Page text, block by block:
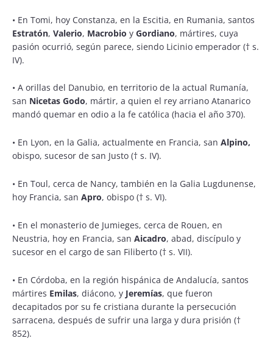
• En Tomi, hoy Constanza, en la Escitia, en Rumania, santos
Estratón, Valerio, Macrobio y Gordiano, mártires, cuya
pasión ocurrió, según parece, siendo Licinio emperador († s.
IV).
• A orillas del Danubio, en territorio de la actual Rumanía,
san Nicetas Godo, mártir, a quien el rey arriano Atanarico
mandó quemar en odio a la fe católica (hacia el año 370).
• En Lyon, en la Galia, actualmente en Francia, san Alpino,
obispo, sucesor de san Justo († s. IV).
• En Toul, cerca de Nancy, también en la Galia Lugdunense,
hoy Francia, san Apro, obispo († s. VI).
• En el monasterio de Jumieges, cerca de Rouen, en
Neustria, hoy en Francia, san Aicadro, abad, discípulo y
sucesor en el cargo de san Filiberto († s. VII).
• En Córdoba, en la región hispánica de Andalucía, santos
mártires Emilas, diácono, y Jeremías, que fueron
decapitados por su fe cristiana durante la persecución
sarracena, después de sufrir una larga y dura prisión (†
852).